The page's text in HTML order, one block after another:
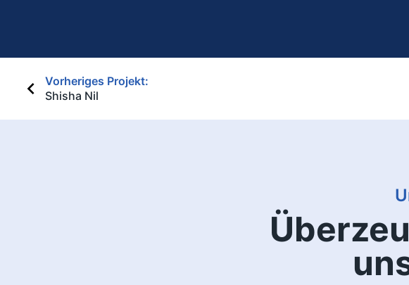
Beitragsnavigation
Vorheriges Projekt:
Shisha Nil